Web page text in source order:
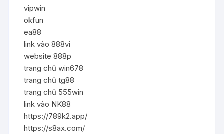
vipwin
okfun
ea88
link vào 888vi
website 888p
trang chủ win678
trang chủ tg88
trang chủ 555win
link vào NK88
https://789k2.app/
https://s8ax.com/